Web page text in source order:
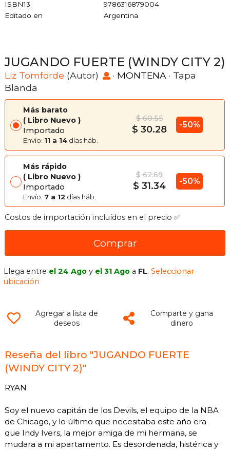
ISBN13
9786316879004
Editado en
Argentina
JUGANDO FUERTE (WINDY CITY 2)
Liz Tomforde (Autor) · MONTENA · Tapa
Blanda
Más barato
Libro Nuevo
Importado
Envío: 11 a 14 días háb.
$ 60.55
$ 30.28 -50%
Más rápido
Libro Nuevo
Importado
Envío: 7 a 12 días háb.
$ 62.69
$ 31.34 -50%
Costos de importación incluídos en el precio ✅
Comprar
Llega entre el 24 Ago y el 31 Ago a FL.Seleccionar
ubicación
Agregar a lista de
deseos
Comparte y gana
dinero
Reseña del libro "JUGANDO FUERTE
(WINDY CITY 2)"
RYAN
Soy el nuevo capitán de los Devils, el equipo de la NBA
de Chicago, y lo último que necesitaba este año era
que Indy Ivers, la mejor amiga de mi hermana, se
mudara a mi apartamento. Es desordenada, histérica y